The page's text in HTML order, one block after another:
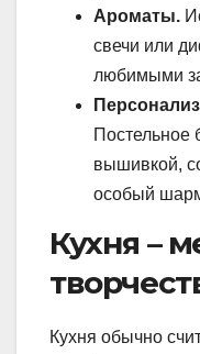
Ароматы.
свечи или
любимыми
Постельное
вышивкой,
особый
Кухня –
Кухня обычно